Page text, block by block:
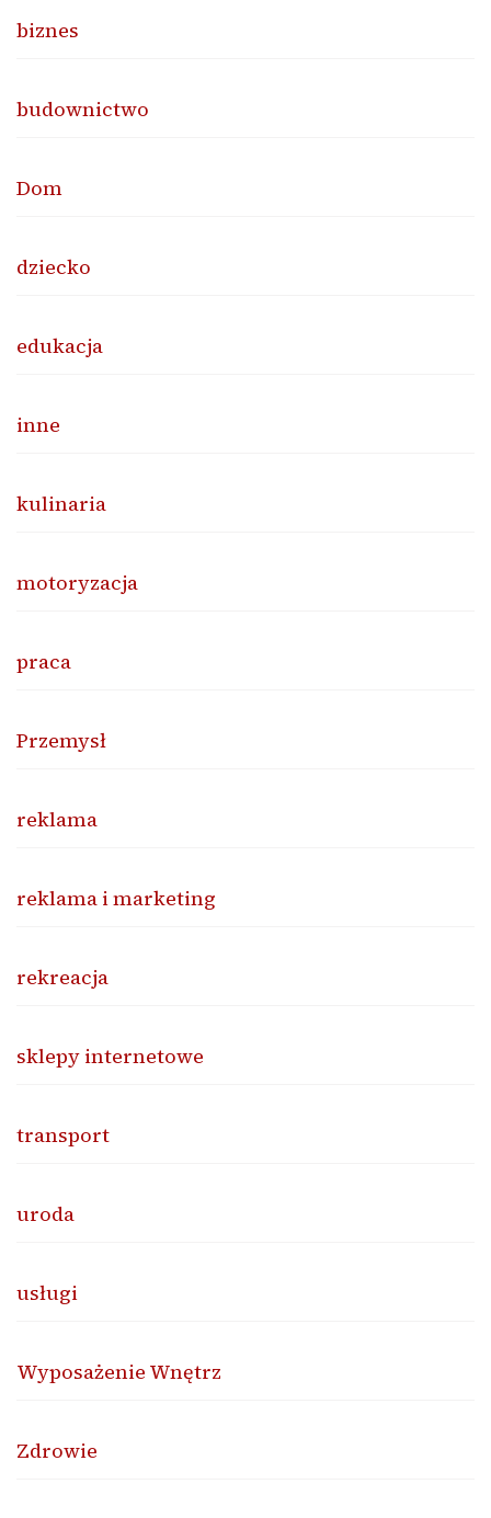
biznes
budownictwo
Dom
dziecko
edukacja
inne
kulinaria
motoryzacja
praca
Przemysł
reklama
reklama i marketing
rekreacja
sklepy internetowe
transport
uroda
usługi
Wyposażenie Wnętrz
Zdrowie